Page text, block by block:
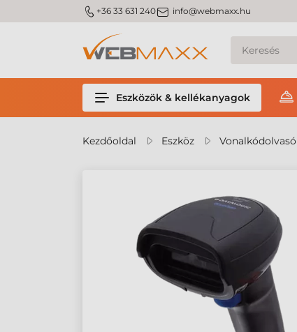
m_phone +36 33 631 240m_email info@webmaxx.hu
Eszközök & kellékanyagok
Kezdőoldal Eszköz Vonalkódolvasó